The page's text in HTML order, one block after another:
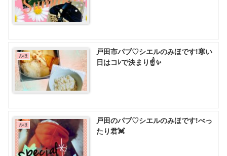
みほ
戸田市パブ♡ シエルのみほです!寒い
日はコﾚで決まり☝️✨
みほ
戸田のパブ♡ シエルのみほです!べっ
たり君💓